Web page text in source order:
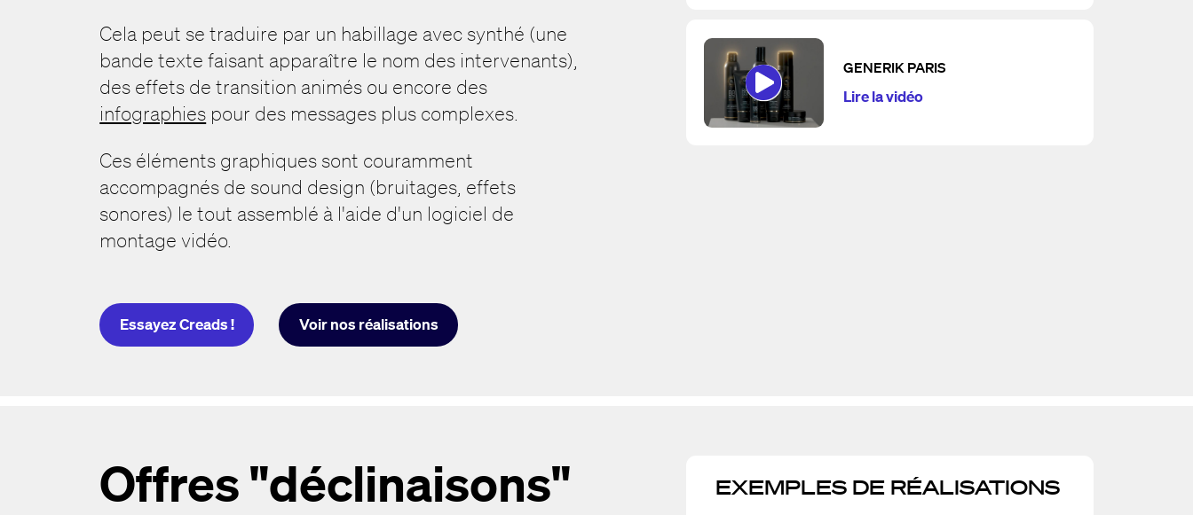
Cela peut se traduire par un habillage avec synthé (une
bande texte faisant apparaître le nom des intervenants),
des effets de transition animés ou encore des
infographies pour des messages plus complexes.
Ces éléments graphiques sont couramment
accompagnés de sound design (bruitages, effets
sonores) le tout assemblé à l'aide d'un logiciel de
montage vidéo.
GENERIK PARIS
Lire la vidéo
Essayez Creads ! Voir nos réalisations
Offres "déclinaisons" EXEMPLES DE RÉALISATIONS